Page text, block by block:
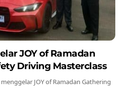
JOY of Ramadan
Driving Masterclass
JOY of Ramadan Gathering